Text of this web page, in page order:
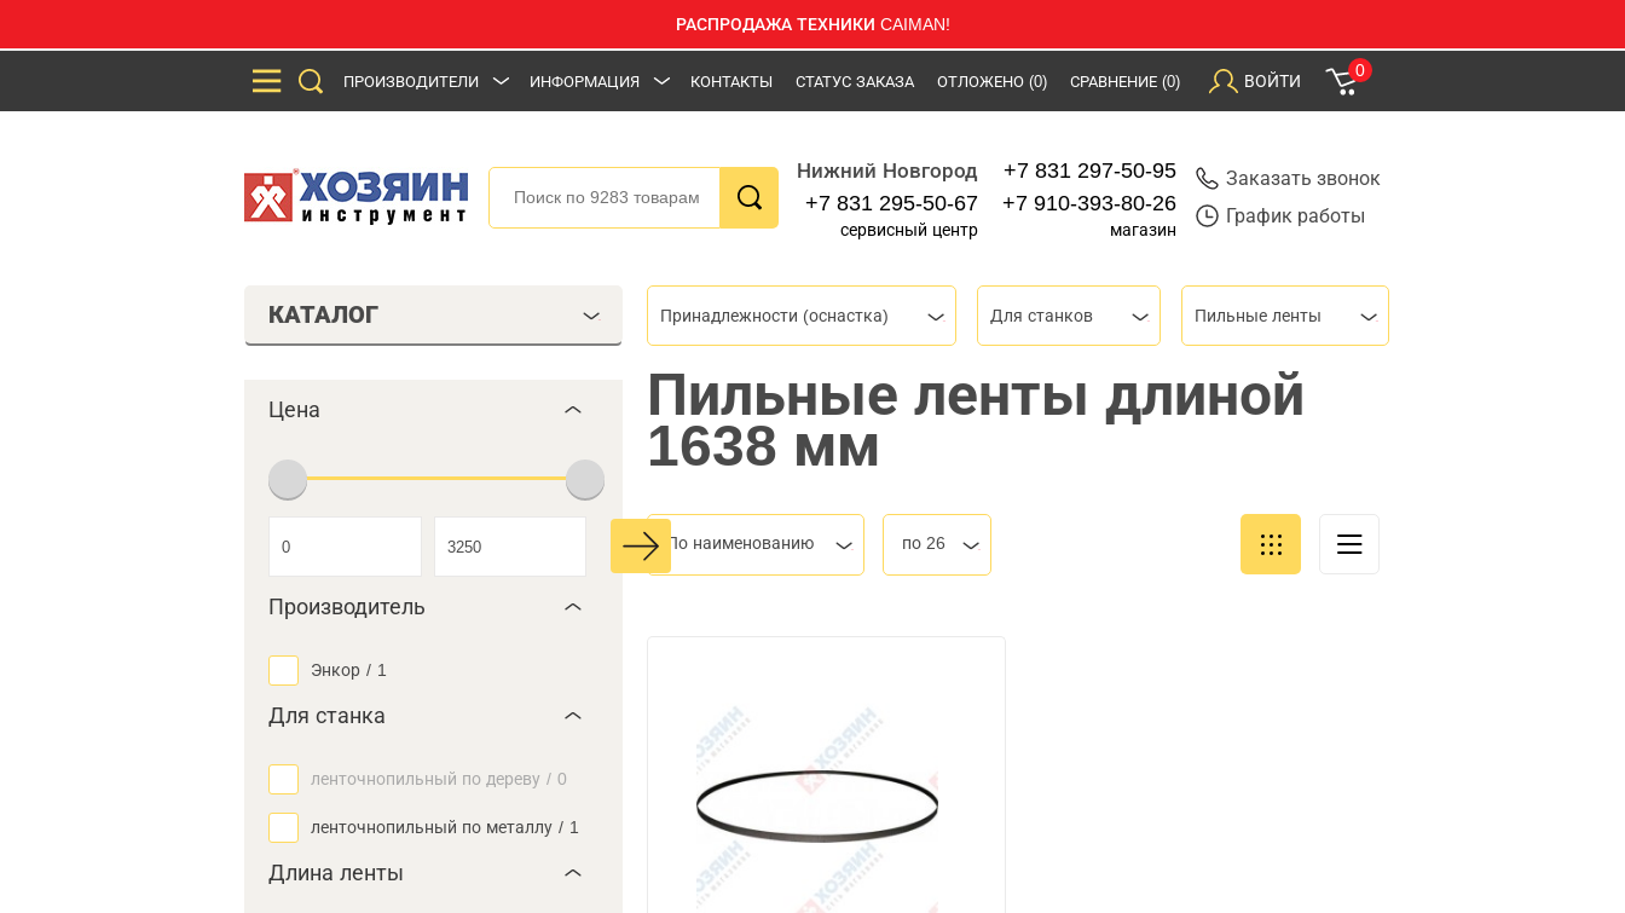
РАСПРОДАЖА ТЕХНИКИ CAIMAN!
ПРОИЗВОДИТЕЛИ ИНФОРМАЦИЯ КОНТАКТЫ СТАТУС ЗАКАЗА ОТЛОЖЕНО (0) СРАВНЕНИЕ (0) ВОЙТИ
0
Нижний Новгород
+7 831 295-50-67
сервисный центр
+7 831 297-50-95
+7 910-393-80-26
магазин
Заказать звонок
График работы
КАТАЛОГ
Цена
Производитель
Энкор / 1
Для станка
ленточнопильный по дереву / 0
ленточнопильный по металлу / 1
Длина ленты
Принадлежности (оснастка) Для станков Пильные ленты
Пильные ленты длиной
1638 мм
По наименованию по 26